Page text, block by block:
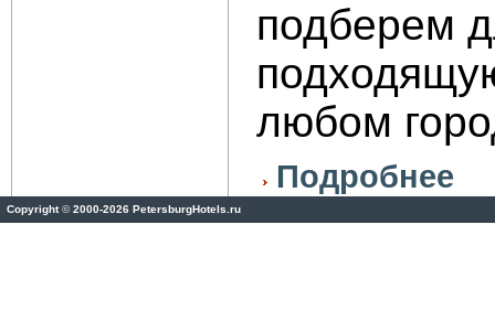
подберем
любом
Подробнее
Copyright©2000-2026 PetersburgHotels.ru